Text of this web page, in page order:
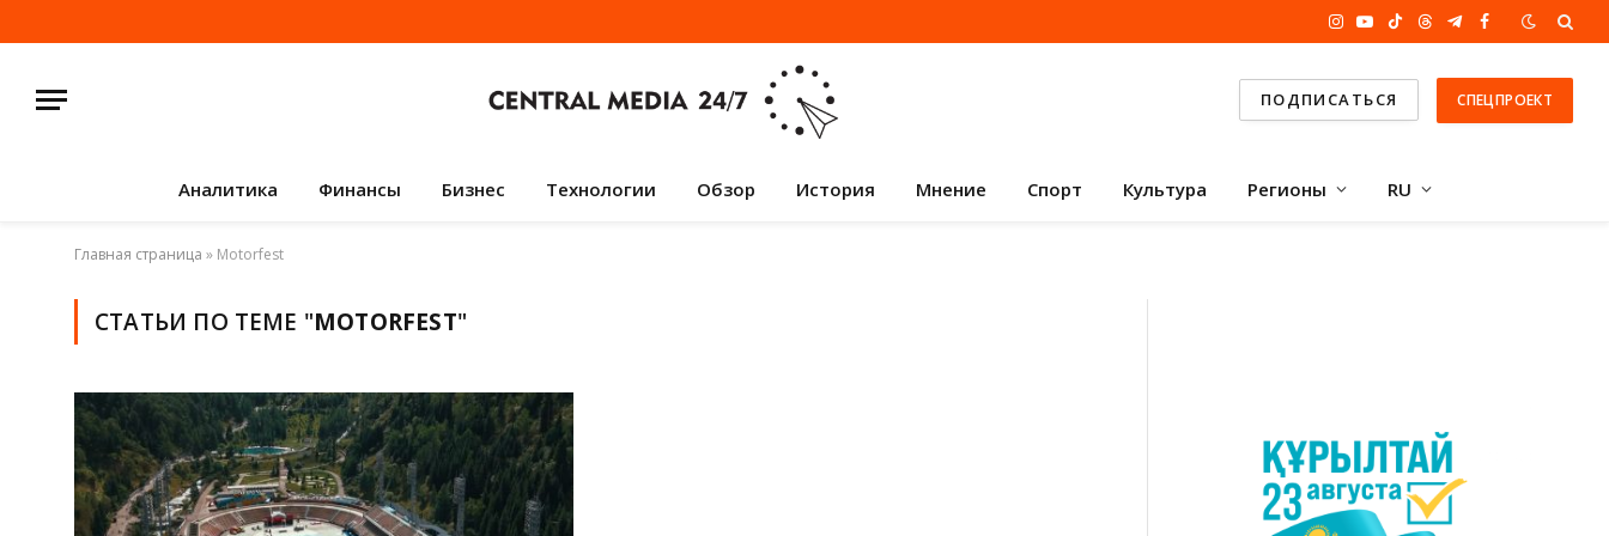
Instagram
YouTube
TikTokThreadsTelegram
Facebook
ПОДПИСАТЬСЯ СПЕЦПРОЕКТ
Аналитика Финансы Бизнес Технологии Обзор История Мнение Спорт Культура Регионы RU
Главная страница » Motorfest
СТАТЬИ ПО ТЕМЕ "MOTORFEST"